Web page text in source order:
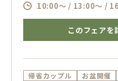
10:00～ / 13:00～ /
このフェアを
帰省カップル お盆開催